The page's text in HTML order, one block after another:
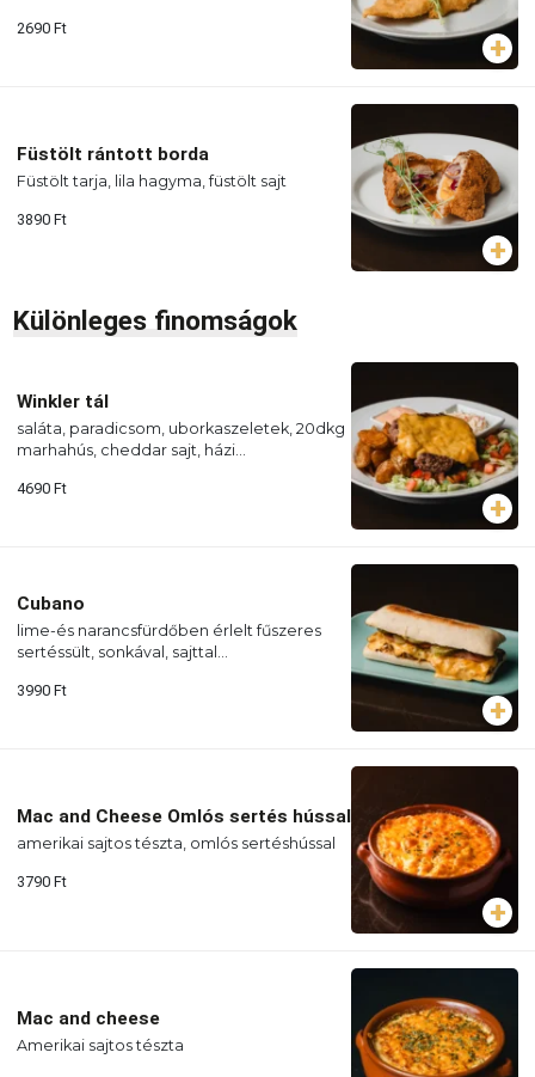
2690 Ft
Füstölt rántott borda
Füstölt tarja, lila hagyma, füstölt sajt
3890 Ft
Különleges finomságok
Winkler tál
saláta, paradicsom, uborkaszeletek, 20dkg
marhahús, cheddar sajt, házi
(Allergének: glutén, tojás, tejtermék)
4690 Ft
Cubano
lime-és narancsfürdőben érlelt fűszeres
sertéssült, sonkával, sajttal
ciabattában sütve, házi szósszal
3990 Ft
Mac and Cheese Omlós sertés hússal
amerikai sajtos tészta, omlós sertéshússal
3790 Ft
Mac and cheese
Amerikai sajtos tészta